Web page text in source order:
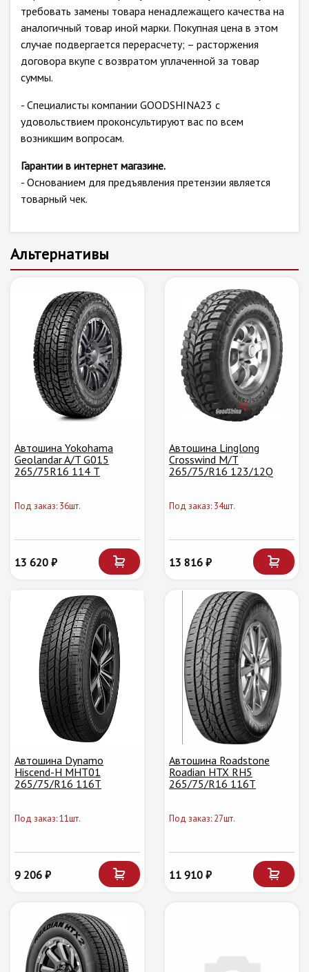
требовать замены товара ненадлежащего качества на
аналогичный товар иной марки. Покупная цена в этом
случае подвергается перерасчету; – расторжения
договора вкупе с возвратом уплаченной за товар
суммы.
- Специалисты компании GOODSHINA23 с
удовольствием проконсультируют вас по всем
возникшим вопросам.
Гарантии в интернет магазине.
- Основанием для предъявления претензии является
товарный чек.
Альтернативы
Автошина Yokohama
Geolandar A/T G015
265/75R16 114 T
Под заказ: 36шт.
13 620 ₽
Автошина Linglong
Crosswind M/T
265/75/R16 123/12Q
Под заказ: 34шт.
13 816 ₽
Автошина Dynamo
Hiscend-H MHT01
265/75/R16 116T
Под заказ: 11шт.
9 206 ₽
Автошина Roadstone
Roadian HTX RH5
265/75/R16 116T
Под заказ: 27шт.
11 910 ₽